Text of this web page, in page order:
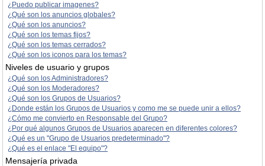
¿Puedo publicar imagenes?
¿Qué son los anuncios globales?
¿Qué son los anuncios?
¿Qué son los temas fijos?
¿Qué son los temas cerrados?
¿Qué son los iconos para los temas?
Niveles de usuario y grupos
¿Qué son los Administradores?
¿Qué son los Moderadores?
¿Qué son los Grupos de Usuarios?
¿Donde están los Grupos de Usuarios y como me se puede unir a ellos?
¿Cómo me convierto en Responsable del Grupo?
¿Por qué algunos Grupos de Usuarios aparecen en diferentes colores?
¿Qué es un "Grupo de Usuarios predeterminado"?
¿Qué es el enlace "El equipo"?
Mensajería privada